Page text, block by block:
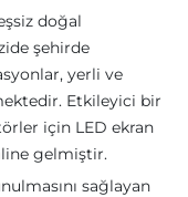
doğal
şehirde
yerli ve
Etkileyici bir
için LED ekran
gelmiştir.
sağlayan